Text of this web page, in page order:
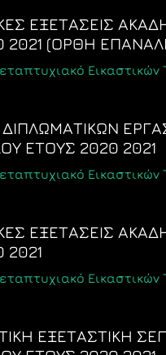
ΕΞΕΤΑΣΕΙΣ
2021 (ΟΡΘΗ
Εικαστικών
ΕΤΟΥΣ 2020 2021
Εικαστικών
ΕΞΕΤΑΣΕΙΣ
2021
Εικαστικών
ΕΞΕΤΑΣΤΙΚΗ